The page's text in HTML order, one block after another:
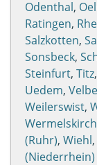
Odenthal,
Ratingen,
Salzkotten,
Sonsbeck,
Steinfurt, Titz,
Uedem,
Weilerswist,
(Ruhr), Wiehl,
(Niederrhein)